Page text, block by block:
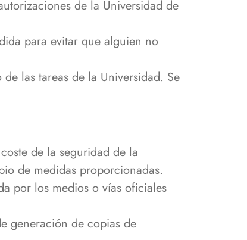
de la Universidad de
para evitar que alguien no
las tareas de la Universidad. Se
de la seguridad de la
de medidas proporcionadas.
por los medios o vías oficiales
generación de copias de